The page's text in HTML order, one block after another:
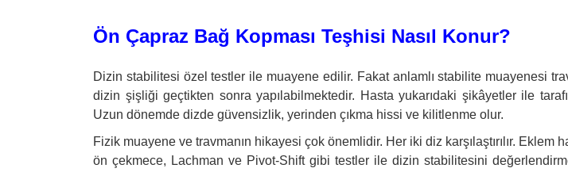
Ön Çapraz Bağ Kopması Teşhisi Nasıl Konur?
Dizin stabilitesi özel testler ile muayene edilir. Fakat anlamlı stabilite muayenesi
dizin şişliği geçtikten sonra yapılabilmektedir. Hasta yukarıdaki şikâyetler ile
Uzun dönemde dizde güvensizlik, yerinden çıkma hissi ve kilitlenme olur.
Fizik muayene ve travmanın hikayesi çok önemlidir. Her iki diz karşılaştırılır. Eklem
ön çekmece, Lachman ve Pivot-Shift gibi testler ile dizin stabilitesini